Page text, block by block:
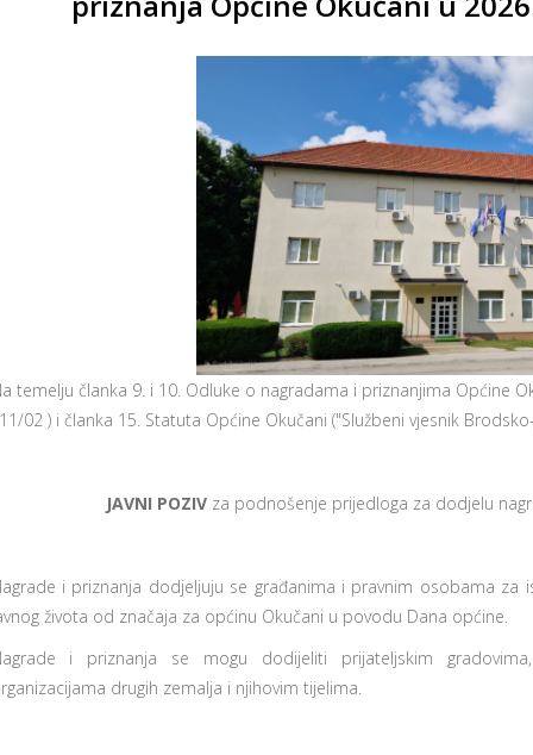
temelju članka 9. i 10. Odluke o nagradama i priznanjima Općine
02 ) i članka 15. Statuta Općine Okučani ("Službeni vjesnik
JAVNI POZIV za podnošenje prijedloga za dodjelu
i priznanja dodjeljuju se građanima i pravnim osobama
života od značaja za općinu Okučani u povodu Dana općine.
i priznanja se mogu dodijeliti prijateljskim
drugih zemalja i njihovim tijelima.